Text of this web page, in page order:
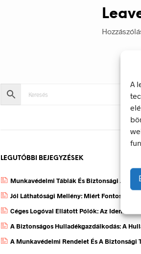
A
LEGUTÓBBI BEJEGYZÉSEK
Munkavédelmi Táblák És Biztonsági
Jól Láthatósági Mellény: Miért Fontos,
Céges Logóval Ellátott Pólók: Az Identitás
A Biztonságos Hulladékgazdálkodás: A
A Munkavédelmi Rendelet És A Biztonsági